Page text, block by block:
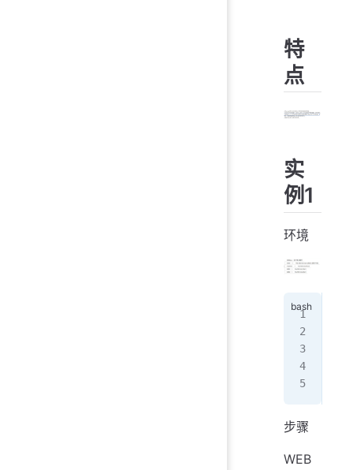
特
点
实
例1
环境
步骤
WEB